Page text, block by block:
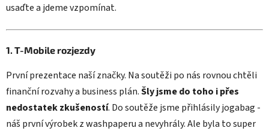
usaďte a jdeme vzpomínat.
1. T-Mobile rozjezdy
První prezentace naší značky. Na soutěži po nás rovnou chtěli
finanční rozvahy a business plán.Šly jsme do toho i přes
nedostatek zkušeností. Do soutěže jsme přihlásily jogabag -
náš první výrobek z washpaperu a nevyhrály. Ale byla to super